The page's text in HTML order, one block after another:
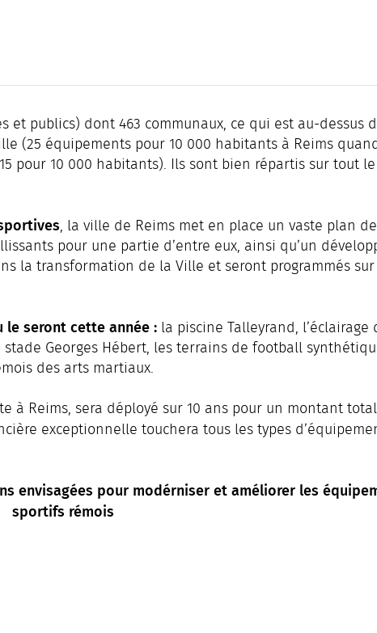
et publics) dont 463 communaux, ce qui est au-dessus
(25 équipements pour 10 000 habitants à Reims
pour 10 000 habitants). Ils sont bien répartis sur tout le
, la ville de Reims met en place un vaste plan de
pour une partie d’entre eux, ainsi qu’un
la transformation de la Ville et seront programmés
le seront cette année : la piscine Talleyrand, l’éclairage
Georges Hébert, les terrains de football
des arts martiaux.
à Reims, sera déployé sur 10 ans pour un montant
exceptionnelle touchera tous les types
envisagées pour modérniser et améliorer les
sportifs rémois